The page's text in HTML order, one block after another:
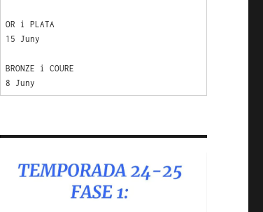
OR i PLATA
15 Juny
BRONZE i COURE
8 Juny